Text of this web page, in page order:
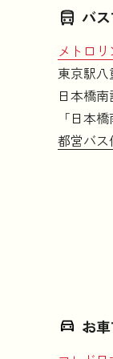
バ
メトロ
東京駅
日本橋
「日本
都営バス
お